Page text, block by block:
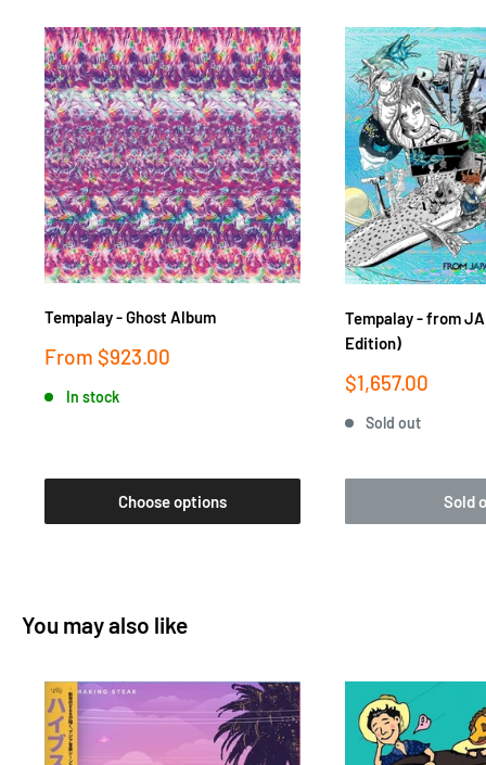
YOSHIROTTENが手掛けたCDのアートワークを活かした透明
PVCジャケット/カラーヴァイナル仕様。
バンド史上最大の話題作!気鋭のクリエイティブ集団、
PERIMETRONによるMVも反響を呼んだ「のめりこめ、震え
ろ。」「そなちね」を含む全12曲を収録。
Tempalay - Ghost Album
Sale
From $923.00
In stock
Choose options
Tempalay - from
Edition)
Sale
$1,657.00
Sold out
Sold
You may also like